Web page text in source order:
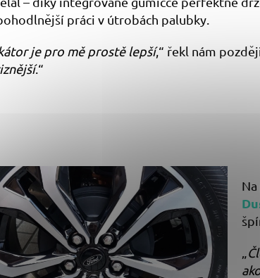
práci v útrobách palubky.
je pro mě prostě lepší,“ řekl nám
.“